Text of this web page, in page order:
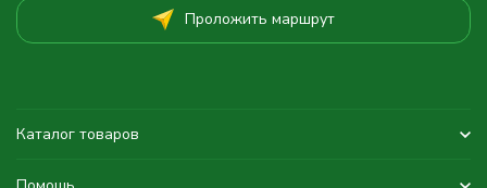
Проложить маршрут
Каталог товаров